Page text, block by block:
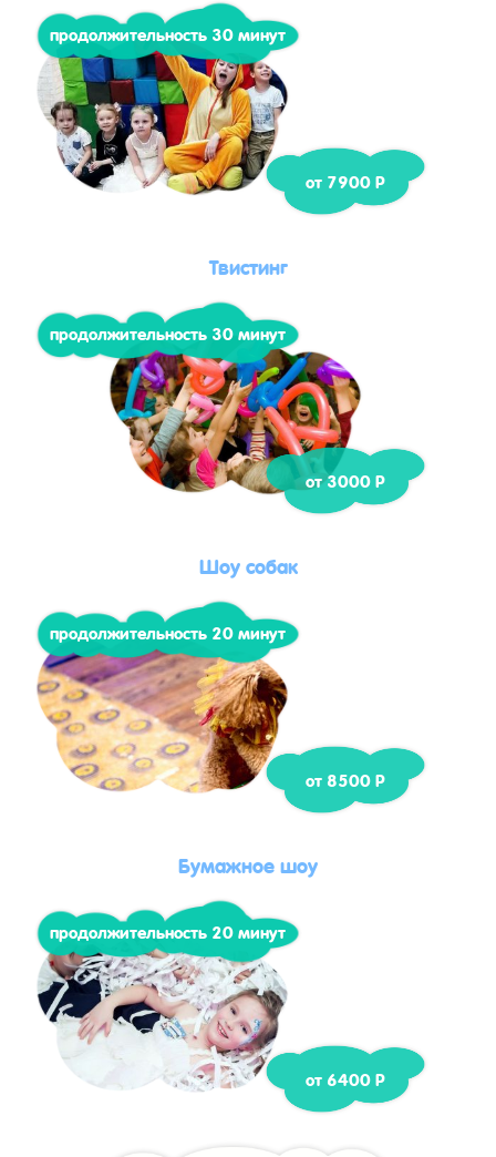
продолжительность 30 минут
от 7900 Р
Твистинг
продолжительность 30 минут
от 3000 Р
Шоу собак
продолжительность 20 минут
от 8500 Р
Бумажное шоу
продолжительность 20 минут
от 6400 Р